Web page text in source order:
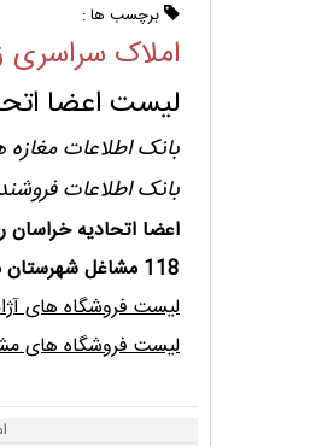
برچسب ها :
املاک
لیست اعضا
بانک اطلاعات
بانک اطلاعات
اعضا اتحادیه
118 مشاغل شهرستان مشهد
لیست فروشگاه های
لیست فروشگاه های